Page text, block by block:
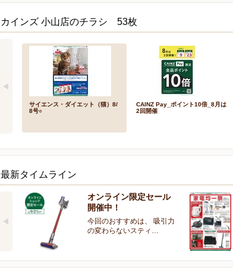
カインズ 小山店のチラシ 53枚
サイエンス・ダイエット（猫）8/
8号○
CAINZ Pay_ポイント10倍_8月は
2回開催
最新タイムライン
オンライン限定セール
開催中！
今回のおすすめは、 吸引力
の変わらないスティ…